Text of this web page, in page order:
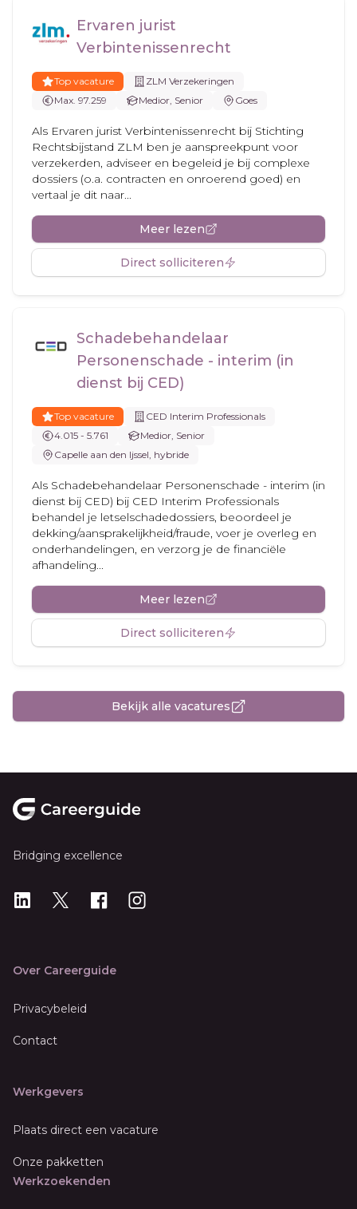
Ervaren jurist
Verbintenissenrecht
Top vacature
ZLM Verzekeringen
Max. 97.259
Medior, Senior Goes
Als Ervaren jurist Verbintenissenrecht bij Stichting
Rechtsbijstand ZLM ben je aanspreekpunt voor
verzekerden, adviseer en begeleid je bij complexe
dossiers (o.a. contracten en onroerend goed) en
vertaal je dit naar...
Meer lezen
Direct solliciteren
Schadebehandelaar
Personenschade - interim (in
dienst bij CED)
Top vacature
CED Interim Professionals
4.015 - 5.761
Medior, Senior
Capelle aan den Ijssel, hybride
Als Schadebehandelaar Personenschade - interim (in
dienst bij CED) bij CED Interim Professionals
behandel je letselschadedossiers, beoordeel je
dekking/aansprakelijkheid/fraude, voer je overleg en
onderhandelingen, en verzorg je de financiële
afhandeling...
Meer lezen
Direct solliciteren
Bekijk alle vacatures
Bridging excellence
LinkedIn
X Instagram
Over Careerguide
Privacybeleid
Contact
Werkgevers
Plaats direct een vacature
Onze pakketten
Werkzoekenden